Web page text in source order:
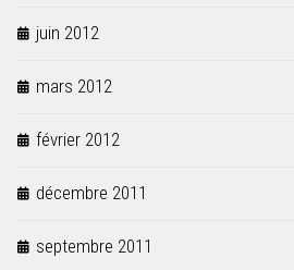
juin 2012
mars 2012
février 2012
décembre 2011
septembre 2011